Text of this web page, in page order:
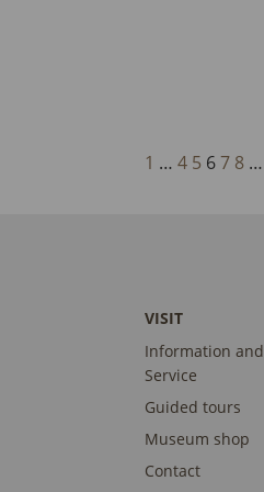
1 … 4 5 67 8 …
VISIT
Information and
Service
Guided tours
Museum shop
Contact